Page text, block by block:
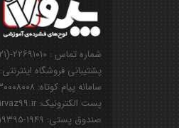
شماره تماس : ۲۲۶۹۱۰۱۰-(۰۲۱)
پشتیبانی فروشگاه اینترنتی: ۰۹۱۲۸۵۰۱۱۲۵
سامانه پیام کوتاه: ۳۰۰۰۸۰۰۸
پست الکترونیک: info@parvaz99.ir
صندوق پستی: ۱۹۴۹-۱۹۳۹۵